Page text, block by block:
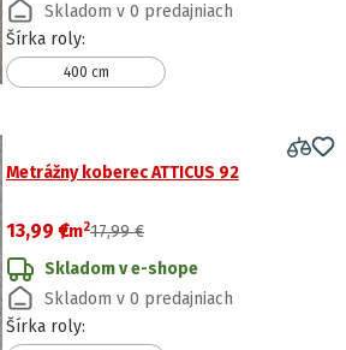
Skladom v 0 predajniach
Šírka roly:
400 cm
Metrážny koberec ATTICUS 92
13,99 €
/m217,99 €
Skladom v e-shope
Skladom v 0 predajniach
Šírka roly: